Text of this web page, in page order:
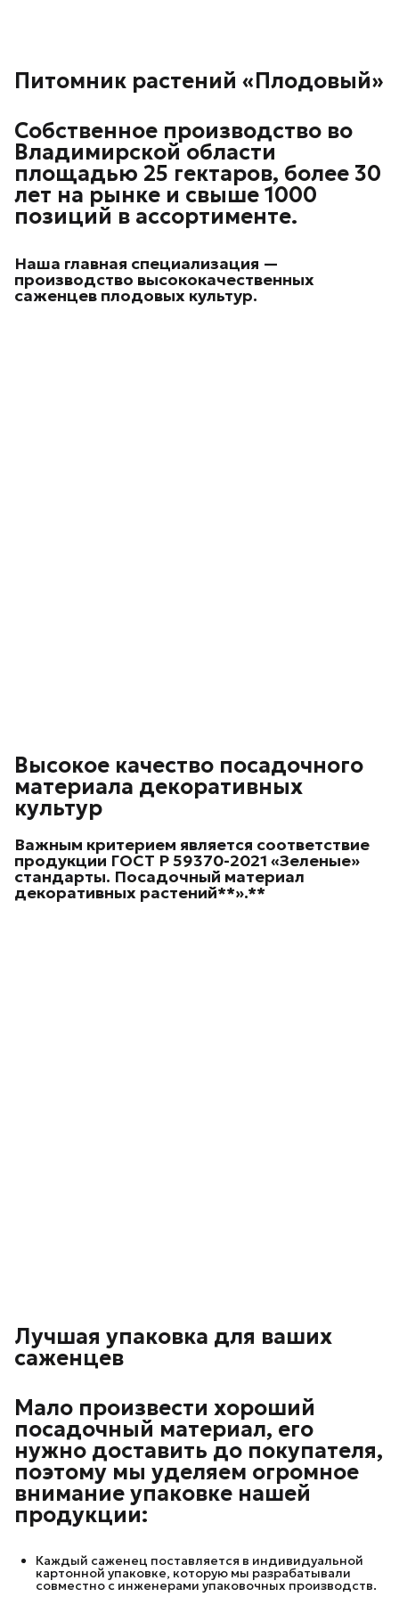
Питомник растений «Плодовый»
Собственное производство во
Владимирской области
площадью 25 гектаров, более 30
лет на рынке и свыше 1000
позиций в ассортименте.
Наша главная специализация —
производство высококачественных
саженцев плодовых культур.
Высокое качество посадочного
материала декоративных
культур
Важным критерием является соответствие
продукции ГОСТ Р 59370-2021 «Зеленые»
стандарты. Посадочный материал
декоративных растений**».**
Лучшая упаковка для ваших
саженцев
Мало произвести хороший
посадочный материал, его
нужно доставить до покупателя,
поэтому мы уделяем огромное
внимание упаковке нашей
продукции:
Каждый саженец поставляется в индивидуальной
картонной упаковке, которую мы разрабатывали
совместно с инженерами упаковочных производств.